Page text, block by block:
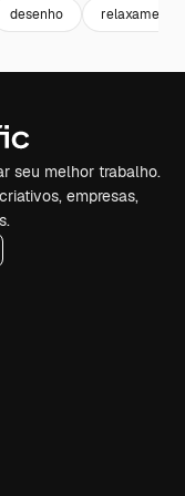
desenho relaxamento
seu melhor trabalho.
empresas,